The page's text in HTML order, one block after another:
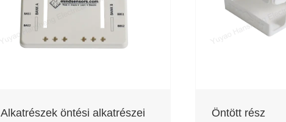
Alkatrészek öntési alkatrészei Öntött rész